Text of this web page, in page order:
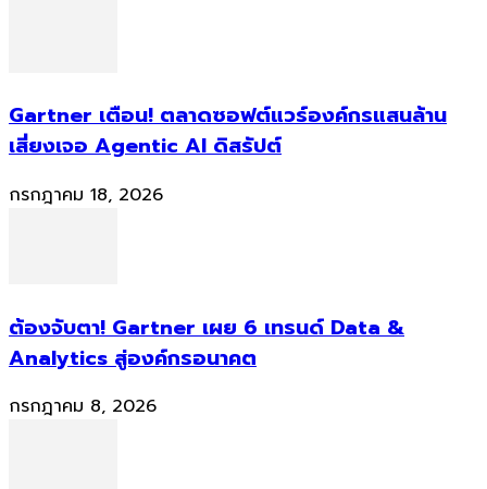
Gartner เตือน! ตลาดซอฟต์แวร์องค์กรแสนล้าน
เสี่ยงเจอ Agentic AI ดิสรัปต์
กรกฎาคม 18, 2026
ต้องจับตา! Gartner เผย 6 เทรนด์ Data &
Analytics สู่องค์กรอนาคต
กรกฎาคม 8, 2026